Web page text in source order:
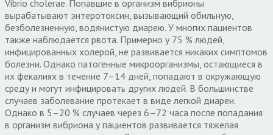
Vibrio cholerae. Попавшие в организм вибрионы
вырабатывают энтеротоксин, вызывающий обильную,
безболезненную, водянистую диарею. У многих пациентов
также наблюдается рвота. Примерно у 75 % людей,
инфицированных холерой, не развивается никаких симптомов
болезни. Однако патогенные микроорганизмы, остающиеся в
их фекалиях в течение 7–14 дней, попадают в окружающую
среду и могут инфицировать других людей. В большинстве
случаев заболевание протекает в виде легкой диареи.
Однако в 5–20 % случаев через 6–72 часа после попадания
в организм вибриона у пациентов развивается тяжелая